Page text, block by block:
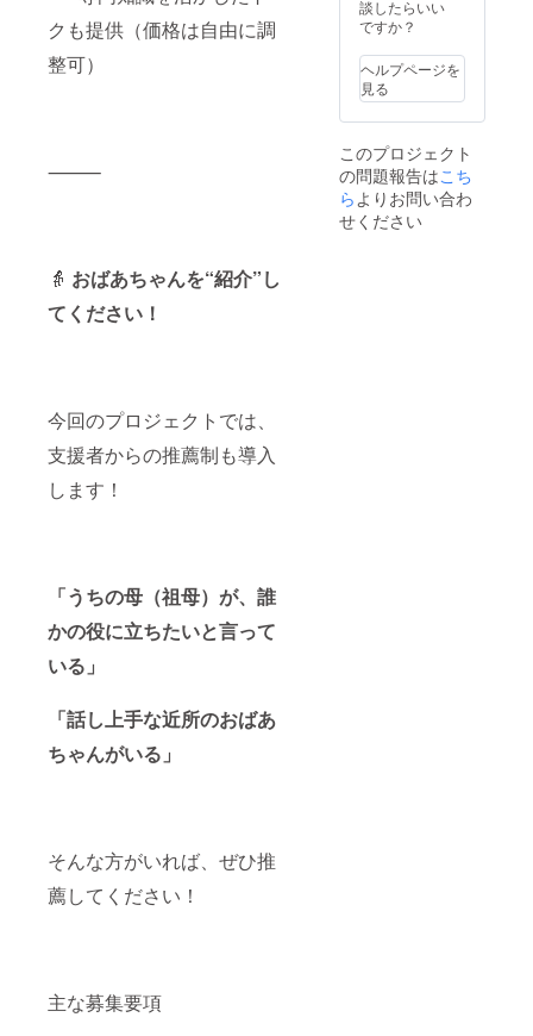
クも提供（価格は自由に調
整可）
⸻
👵 おばあちゃんを“紹介”し
てください！
今回のプロジェクトでは、
支援者からの推薦制も導入
します！
「うちの母（祖母）が、誰
かの役に立ちたいと言って
いる」
「話し上手な近所のおばあ
ちゃんがいる」
そんな方がいれば、ぜひ推
薦してください！
主な募集要項
談したらいい
ですか？
ヘルプページを
見る
このプロジェクト
の問題報告はこち
らよりお問い合わ
せください